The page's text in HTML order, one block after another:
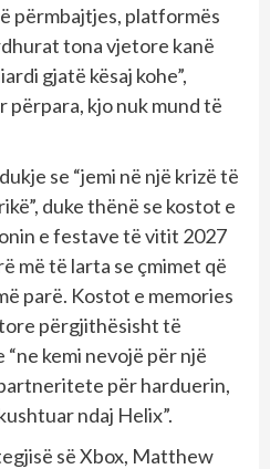
përmbajtjes, platformës
tona vjetore kanë
gjatë kësaj kohe”,
përpara, kjo nuk mund të
se “jemi në një krizë të
duke thënë se kostot e
e festave të vitit 2027
më të larta se çmimet që
parë. Kostot e memories
përgjithësisht të
“ne kemi nevojë për një
për harduerin,
ndaj Helix”.
së Xbox, Matthew